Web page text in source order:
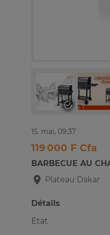
15. mai, 09:37
119 000 F Cfa
BARBECUE AU
Plateau Dakar
Détails
Etat